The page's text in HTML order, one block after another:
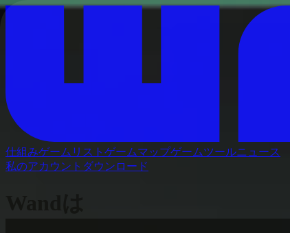
仕組みゲームリスト ゲームマップゲームツールニュース
私のアカウント ダウンロード